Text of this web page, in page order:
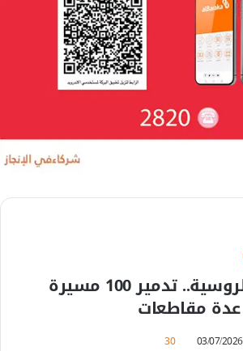
وزارة الدفاع الروسية.. تدمير 100 مسيرة
مقاطعات
03/07/2026
30